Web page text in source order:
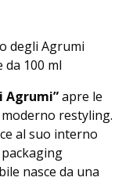
degli Agrumi
100 ml
Agrumi”apre le
restyling.
al suo interno
nasce da una